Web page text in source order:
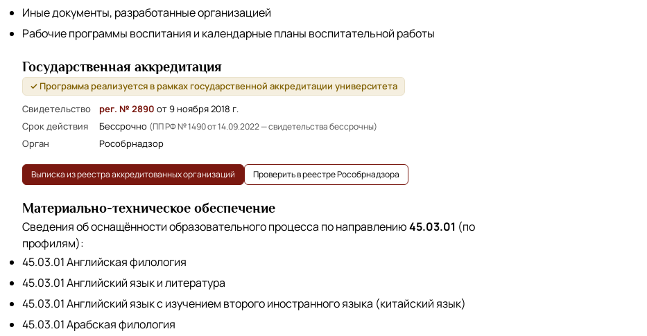
Иные документы, разработанные организацией
Рабочие программы воспитания и календарные планы воспитательной работы
Государственная аккредитация
✓ Программа реализуется в рамках государственной аккредитации университета
Свидетельство
рег. № 2890 от 9 ноября 2018 г.
Срок действия
Бессрочно (ПП РФ № 1490 от 14.09.2022 — свидетельства бессрочны)
Орган Рособрнадзор
Выписка из реестра аккредитованных организаций Проверить в реестре Рособрнадзора
Материально-техническое обеспечение
Сведения об оснащённости образовательного процесса по направлению45.03.01 (по
профилям):
45.03.01 Английская филология
45.03.01 Английский язык и литература
45.03.01 Английский язык с изучением второго иностранного языка (китайский язык)
45.03.01 Арабская филология